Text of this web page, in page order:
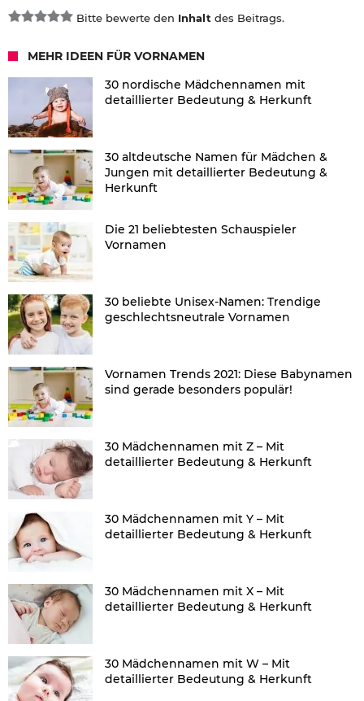
Bitte bewerte den Inhalt des Beitrags.
MEHR IDEEN FÜR VORNAMEN
30 nordische Mädchennamen mit
detaillierter Bedeutung & Herkunft
30 altdeutsche Namen für Mädchen &
Jungen mit detaillierter Bedeutung &
Herkunft
Die 21 beliebtesten Schauspieler
Vornamen
30 beliebte Unisex-Namen: Trendige
geschlechtsneutrale Vornamen
Vornamen Trends 2021: Diese Babynamen
sind gerade besonders populär!
30 Mädchennamen mit Z – Mit
detaillierter Bedeutung & Herkunft
30 Mädchennamen mit Y – Mit
detaillierter Bedeutung & Herkunft
30 Mädchennamen mit X – Mit
detaillierter Bedeutung & Herkunft
30 Mädchennamen mit W – Mit
detaillierter Bedeutung & Herkunft